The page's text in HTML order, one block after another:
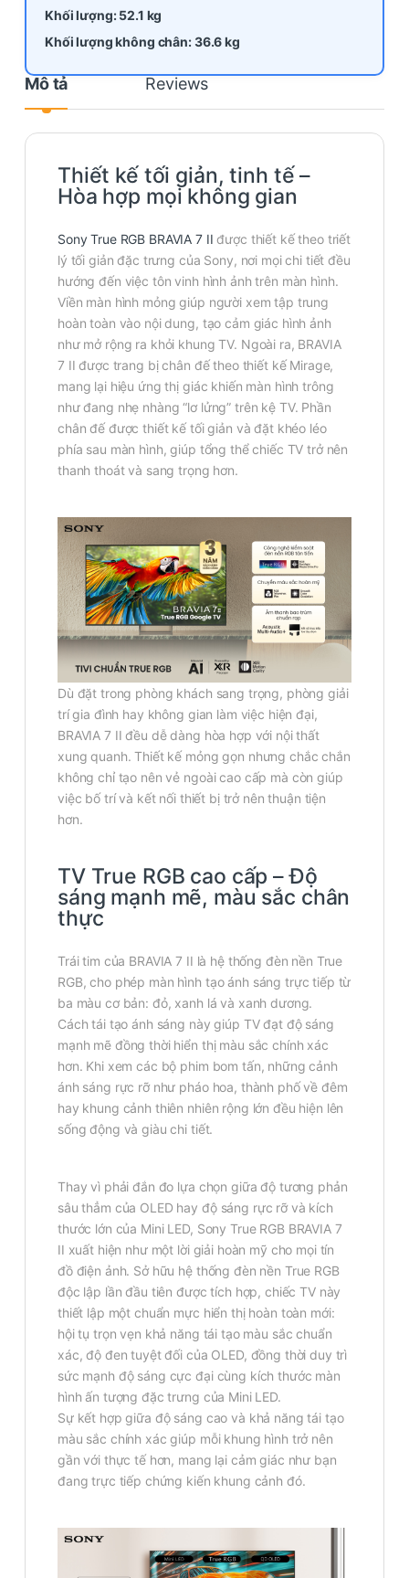
Khối lượng: 52.1 kg
Khối lượng không chân: 36.6 kg
Mô tả Reviews
Thiết kế tối giản, tinh tế –
Hòa hợp mọi không gian
Sony True RGB BRAVIA 7 II được thiết kế theo triết
lý tối giản đặc trưng của Sony, nơi mọi chi tiết đều
hướng đến việc tôn vinh hình ảnh trên màn hình.
Viền màn hình mỏng giúp người xem tập trung
hoàn toàn vào nội dung, tạo cảm giác hình ảnh
như mở rộng ra khỏi khung TV. Ngoài ra, BRAVIA
7 II được trang bị chân đế theo thiết kế Mirage,
mang lại hiệu ứng thị giác khiến màn hình trông
như đang nhẹ nhàng “lơ lửng” trên kệ TV. Phần
chân đế được thiết kế tối giản và đặt khéo léo
phía sau màn hình, giúp tổng thể chiếc TV trở nên
thanh thoát và sang trọng hơn.
Dù đặt trong phòng khách sang trọng, phòng giải
trí gia đình hay không gian làm việc hiện đại,
BRAVIA 7 II đều dễ dàng hòa hợp với nội thất
xung quanh. Thiết kế mỏng gọn nhưng chắc chắn
không chỉ tạo nên vẻ ngoài cao cấp mà còn giúp
việc bố trí và kết nối thiết bị trở nên thuận tiện
hơn.
TV True RGB cao cấp – Độ
sáng mạnh mẽ, màu sắc chân
thực
Trái tim của BRAVIA 7 II là hệ thống đèn nền True
RGB, cho phép màn hình tạo ánh sáng trực tiếp từ
ba màu cơ bản: đỏ, xanh lá và xanh dương.
Cách tái tạo ánh sáng này giúp TV đạt độ sáng
mạnh mẽ đồng thời hiển thị màu sắc chính xác
hơn. Khi xem các bộ phim bom tấn, những cảnh
ánh sáng rực rỡ như pháo hoa, thành phố về đêm
hay khung cảnh thiên nhiên rộng lớn đều hiện lên
sống động và giàu chi tiết.
Thay vì phải đắn đo lựa chọn giữa độ tương phản
sâu thẳm của OLED hay độ sáng rực rỡ và kích
thước lớn của Mini LED, Sony True RGB BRAVIA 7
II xuất hiện như một lời giải hoàn mỹ cho mọi tín
đồ điện ảnh. Sở hữu hệ thống đèn nền True RGB
độc lập lần đầu tiên được tích hợp, chiếc TV này
thiết lập một chuẩn mực hiển thị hoàn toàn mới:
hội tụ trọn vẹn khả năng tái tạo màu sắc chuẩn
xác, độ đen tuyệt đối của OLED, đồng thời duy trì
sức mạnh độ sáng cực đại cùng kích thước màn
hình ấn tượng đặc trưng của Mini LED.
Sự kết hợp giữa độ sáng cao và khả năng tái tạo
màu sắc chính xác giúp mỗi khung hình trở nên
gần với thực tế hơn, mang lại cảm giác như bạn
đang trực tiếp chứng kiến khung cảnh đó.